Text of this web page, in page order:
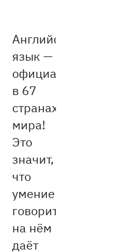
Английский
язык —
официальный
в 67
странах
мира!
Это
значит,
что
умение
говорить
на нём
даёт